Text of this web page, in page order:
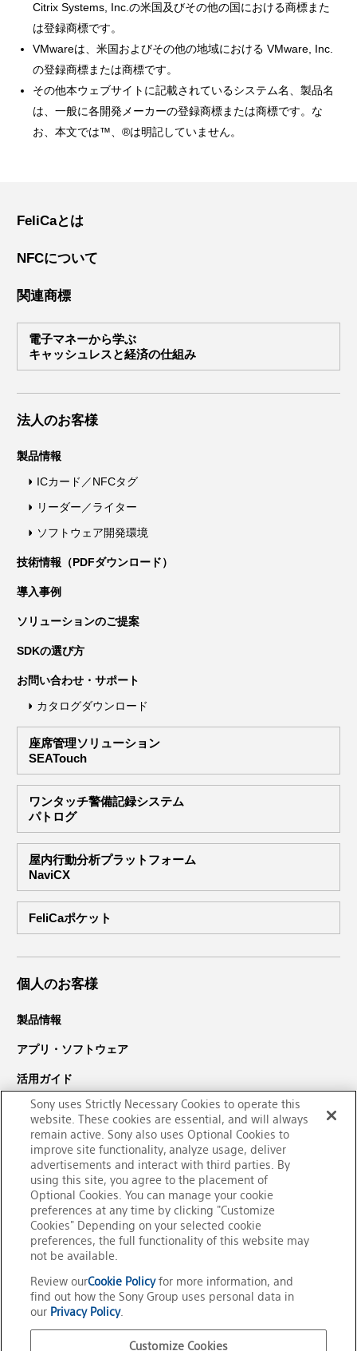
Citrix Systems, Inc.の米国及びその他の国における商標また
は登録商標です。
VMwareは、米国およびその他の地域における VMware, Inc.
の登録商標または商標です。
その他本ウェブサイトに記載されているシステム名、製品名
は、一般に各開発メーカーの登録商標または商標です。な
お、本文では™、®は明記していません。
FeliCaとは
NFCについて
関連商標
電子マネーから学ぶ
キャッシュレスと経済の仕組み
法人のお客様
製品情報
ICカード／NFCタグ
リーダー／ライター
ソフトウェア開発環境
技術情報（PDFダウンロード）
導入事例
ソリューションのご提案
SDKの選び方
お問い合わせ・サポート
カタログダウンロード
座席管理ソリューション
SEATouch
ワンタッチ警備記録システム
パトログ
屋内行動分析プラットフォーム
NaviCX
FeliCaポケット
個人のお客様
製品情報
アプリ・ソフトウェア
活用ガイド
サポート・ダウンロード
PaSoRi（パソリ）についての
お問い合わせ
Sony uses Strictly Necessary Cookies to operate this
website. These cookies are essential, and will always
remain active. Sony also uses Optional Cookies to
improve site functionality, analyze usage, deliver
advertisements and interact with third parties. By
using this site, you agree to the placement of
Optional Cookies. You can manage your cookie
preferences at any time by clicking "Customize
Cookies" Depending on your selected cookie
preferences, the full functionality of this website may
not be available.
Review ourCookie Policyfor more information, and
find out how the Sony Group uses personal data in
our Privacy Policy.
Customize Cookies